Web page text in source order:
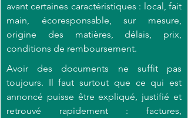
avant certaines caractéristiques : local, fait
main, écoresponsable, sur mesure,
origine des matières, délais, prix,
conditions de remboursement.
Avoir des documents ne suffit pas
toujours. Il faut surtout que ce qui est
annoncé puisse être expliqué, justifié et
retrouvé rapidement : factures,